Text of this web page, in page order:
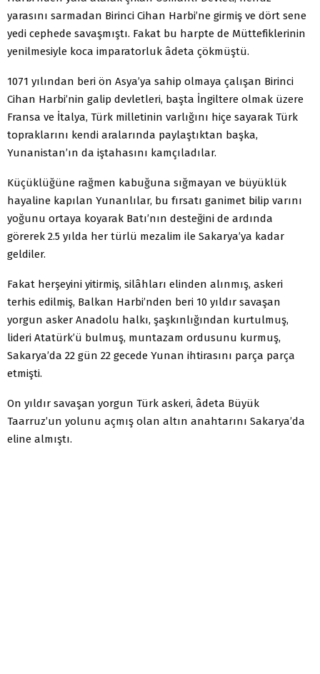
yarasını sarmadan Birinci Cihan Harbi’ne girmiş ve dört sene
yedi cephede savaşmıştı. Fakat bu harpte de Müttefiklerinin
yenilmesiyle koca imparatorluk âdeta çökmüştü.
1071 yılından beri ön Asya’ya sahip olmaya çalışan Birinci
Cihan Harbi’nin galip devletleri, başta İngiltere olmak üzere
Fransa ve İtalya, Türk milletinin varlığını hiçe sayarak Türk
topraklarını kendi aralarında paylaştıktan başka,
Yunanistan’ın da iştahasını kamçıladılar.
Küçüklüğüne rağmen kabuğuna sığmayan ve büyüklük
hayaline kapılan Yunanlılar, bu fırsatı ganimet bilip varını
yoğunu ortaya koyarak Batı’nın desteğini de ardında
görerek 2.5 yılda her türlü mezalim ile Sakarya’ya kadar
geldiler.
Fakat herşeyini yitirmiş, silâhları elinden alınmış, askeri
terhis edilmiş, Balkan Harbi’nden beri 10 yıldır savaşan
yorgun asker Anadolu halkı, şaşkınlığından kurtulmuş,
lideri Atatürk’ü bulmuş, muntazam ordusunu kurmuş,
Sakarya’da 22 gün 22 gecede Yunan ihtirasını parça parça
etmişti.
On yıldır savaşan yorgun Türk askeri, âdeta Büyük
Taarruz’un yolunu açmış olan altın anahtarını Sakarya’da
eline almıştı.